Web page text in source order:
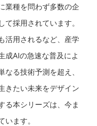
業種を問わず多数の企
採用されています。
活用されるなど、産学
成AIの急速な普及によ
なる技術予測を超え、
きたい未来をデザイン
る本シリーズは、今ま
ます。